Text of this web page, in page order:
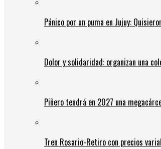
Pánico por un puma en Jujuy:
Dolor y solidaridad: organizan una
Piñero tendrá en 2027 una
Tren Rosario-Retiro con precios